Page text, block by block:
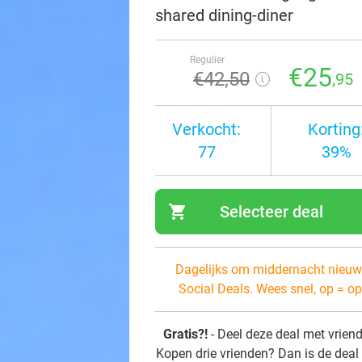
shared dining-diner
Regulier
€42,50 €25,95
Verkocht:
77
39%
shopping_cart Selecteer deal
Dagelijks om middernacht
Social Deals. Wees snel, op =
Gratis?! - Deel deze deal met
Kopen drie vrienden? Dan is de